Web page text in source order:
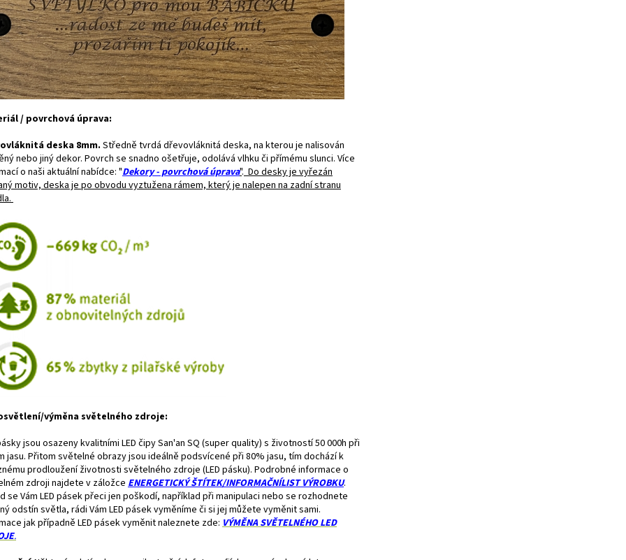
/ povrchová úprava:
deska 8mm. Středně tvrdá dřevovláknitá deska, na kterou je nalisován
nebo jiný dekor. Povrch se snadno ošetřuje, odolává vlhku či přímému slunci. Více
o naši aktuální nabídce: "Dekory - povrchová úprava". Do desky je vyřezán
motiv, deska je po obvodu vyztužena rámem, který je nalepen na zadní stranu
výměna světelného zdroje:
jsou osazeny kvalitními LED čipy San'an SQ (super quality) s životností 50 000h při
jasu. Přitom světelné obrazy jsou ideálně podsvícené při 80% jasu, tím dochází k
prodloužení životnosti světelného zdroje (LED pásku). Podrobné informace o
zdroji najdete v záložce ENERGETICKÝ ŠTÍTEK/INFORMAČNÍLIST VÝROBKU.
se Vám LED pásek přeci jen poškodí, například při manipulaci nebo se rozhodnete
odstín světla, rádi Vám LED pásek vyměníme či si jej můžete vyměnit sami.
jak případně LED pásek vyměnit naleznete zde: VÝMĚNASVĚTELNÉHO LED
.